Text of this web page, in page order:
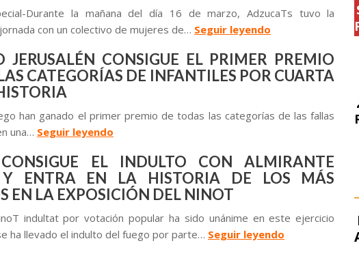
Durante la mañana del día 16 de marzo, AdzucaTs tuvo la
con un colectivo de mujeres de… Seguir leyendo
JERUSALÉN CONSIGUE EL PRIMER PREMIO
CATEGORÍAS DE INFANTILES POR CUARTA
han ganado el primer premio de todas las categorías de las fallas
una… Seguir leyendo
EL INDULTO CON ALMIRANTE
Y ENTRA EN LA HISTORIA DE LOS MÁS
EN LA EXPOSICIÓN DEL NINOT
indultat por votación popular ha sido unánime en este ejercicio
ha llevado el indulto del fuego por parte… Seguir leyendo